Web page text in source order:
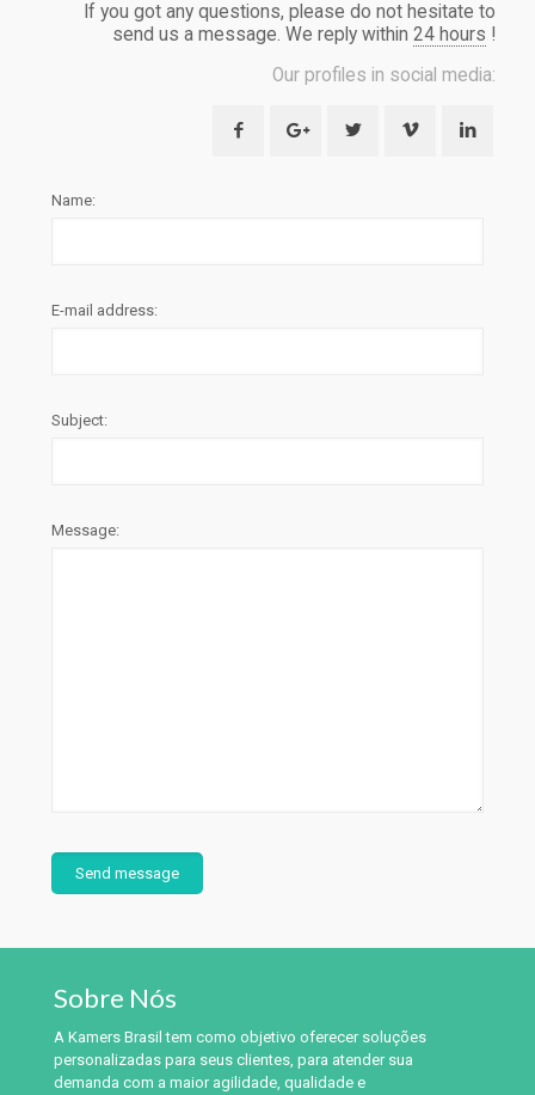
If you got any questions, please do not hesitate to
send us a message. We reply within 24 hours !
Our profiles in social media:
Name:
E-mail address:
Subject:
Message:
Sobre Nós
A Kamers Brasil tem como objetivo oferecer soluções
personalizadas para seus clientes, para atender sua
demanda com a maior agilidade, qualidade e